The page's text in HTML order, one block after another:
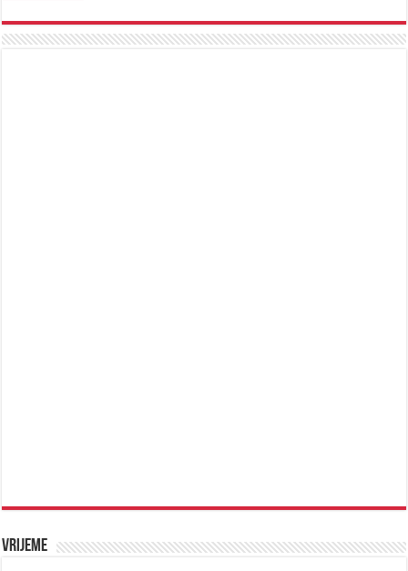
Vrijeme